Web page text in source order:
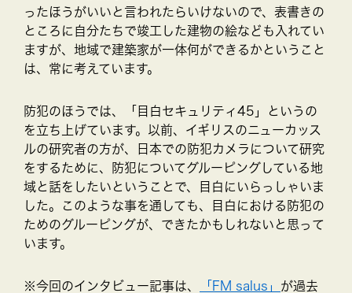
ったほうがいいと言われたらいけないので、表書きの
ところに自分たちで竣工した建物の絵なども入れてい
ますが、地域で建築家が一体何ができるかということ
は、常に考えています。
防犯のほうでは、「目白セキュリティ45」というの
を立ち上げています。以前、イギリスのニューカッス
ルの研究者の方が、日本での防犯カメラについて研究
をするために、防犯についてグルーピングしている地
域と話をしたいということで、目白にいらっしゃいま
した。このような事を通しても、目白における防犯の
ためのグルーピングが、できたかもしれないと思って
います。
※今回のインタビュー記事は、 「FM salus」 が過去